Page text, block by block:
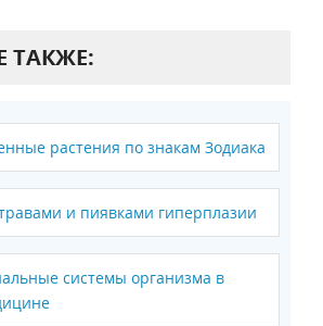
ТАКЖЕ:
растения по знакам Зодиака
и пиявками гиперплазии
системы организма в